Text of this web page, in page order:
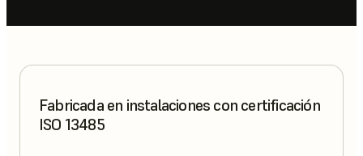
Fabricada en instalaciones con certificación
ISO 13485